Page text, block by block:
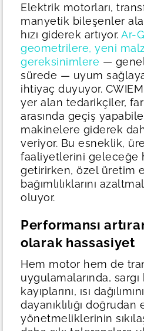
Elektrik motorları,
manyetik bileşenler
hızı giderek artıyor. Ar-
geometrilere, yeni
gereksinimlere —
sürede — uyum
ihtiyaç duyuyor.
yer alan tedarikçiler,
arasında geçiş
makinelere giderek
veriyor. Bu esneklik,
faaliyetlerini geleceğe
getirirken, özel üretim
bağımlılıklarını
oluyor.
Performansı
olarak hassasiyet
Hem motor hem de
uygulamalarında,
kayıplarını, ısı
dayanıklılığı
yönetmeliklerinin